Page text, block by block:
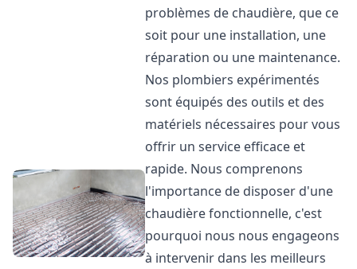
problèmes de chaudière, que ce
soit pour une installation, une
réparation ou une maintenance.
Nos plombiers expérimentés
sont équipés des outils et des
matériels nécessaires pour vous
offrir un service efficace et
rapide. Nous comprenons
l'importance de disposer d'une
chaudière fonctionnelle, c'est
pourquoi nous nous engageons
à intervenir dans les meilleurs